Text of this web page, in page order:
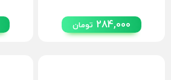
284,000 تومان